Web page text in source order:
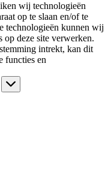
wij technologieën
op te slaan en/of te
technologieën kunnen wij
op deze site verwerken.
intrekt, kan dit
functies en